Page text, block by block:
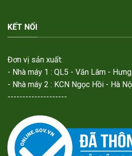
KẾT NỐI
Đơn vị sản xuất:
- Nhà máy 1 : QL5 - Văn Lâm -
- Nhà máy 2 : KCN Ngọc Hồi - Hà
--------------------